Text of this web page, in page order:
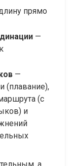
прямо
—
—
(плавание),
(с
и